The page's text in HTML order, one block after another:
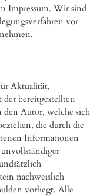
Impressum. Wir sind
vor
Aktualität,
bereitgestellten
den Autor, welche sich
die durch die
Informationen
nachweislich
vorliegt. Alle